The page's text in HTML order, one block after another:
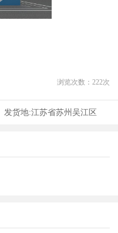
浏览次数： 222次
发货地:江苏省苏州吴江区